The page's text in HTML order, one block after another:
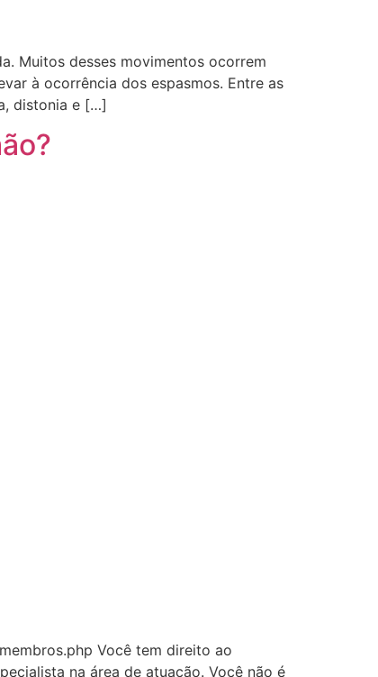
Muitos desses movimentos ocorrem
à ocorrência dos espasmos. Entre as
distonia e […]
Você tem direito ao
na área de atuação. Você não é